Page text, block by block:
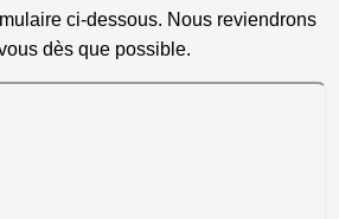
ci-dessous. Nous reviendrons
dès que possible.